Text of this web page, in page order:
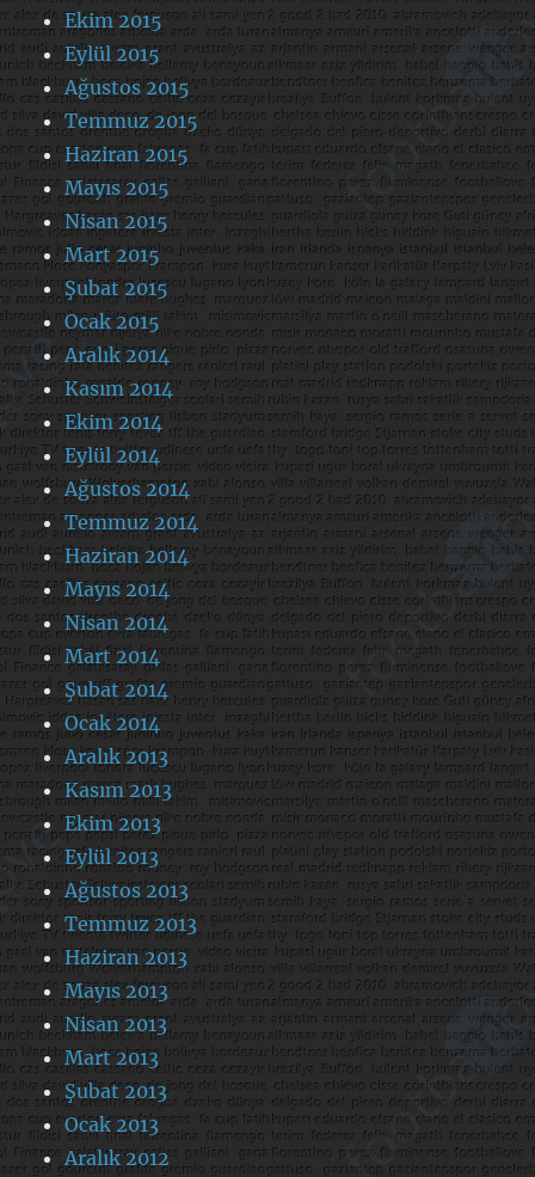
Ekim 2015
Eylül 2015
Ağustos 2015
Temmuz 2015
Haziran 2015
Mayıs 2015
Nisan 2015
Mart 2015
Şubat 2015
Ocak 2015
Aralık 2014
Kasım 2014
Ekim 2014
Eylül 2014
Ağustos 2014
Temmuz 2014
Haziran 2014
Mayıs 2014
Nisan 2014
Mart 2014
Şubat 2014
Ocak 2014
Aralık 2013
Kasım 2013
Ekim 2013
Eylül 2013
Ağustos 2013
Temmuz 2013
Haziran 2013
Mayıs 2013
Nisan 2013
Mart 2013
Şubat 2013
Ocak 2013
Aralık 2012